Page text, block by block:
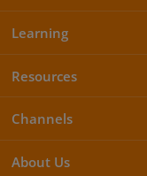
Learning
Resources
Channels
About Us